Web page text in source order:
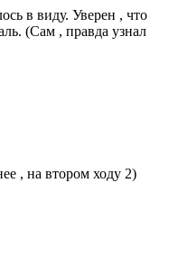
в виду. Уверен , что
(Сам , правда узнал
, на втором ходу 2)